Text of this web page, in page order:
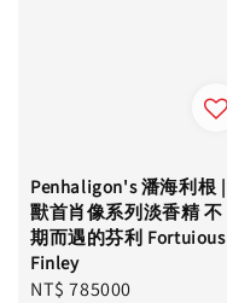
Penhaligon's 潘海利根 |
獸首肖像系列淡香精 不
期而遇的芬利 Fortuious
Finley
Regular
NT$ 785000